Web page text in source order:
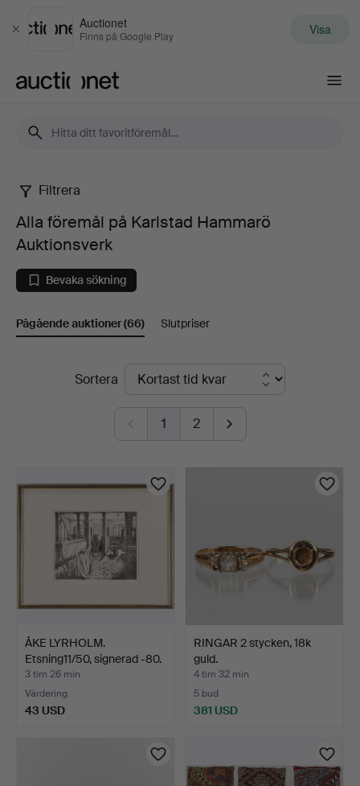
Stäng
Auctionet
Finns på Google Play Visa
Alla
föremål
på
Karlstad
Auktionsverk
Filtrera
Alla föremål på Karlstad Hammarö
Auktionsverk
Bevaka sökning
Pågående auktioner(66) Slutpriser
PågåendeSortera
1 2
ÅKE LYRHOLM.
Etsning11/50, signerad -80.
3 tim 26 min
Värdering
43 USD
RINGAR 2 stycken, 18k
guld.
4 tim 32 min
5 bud
381 USD